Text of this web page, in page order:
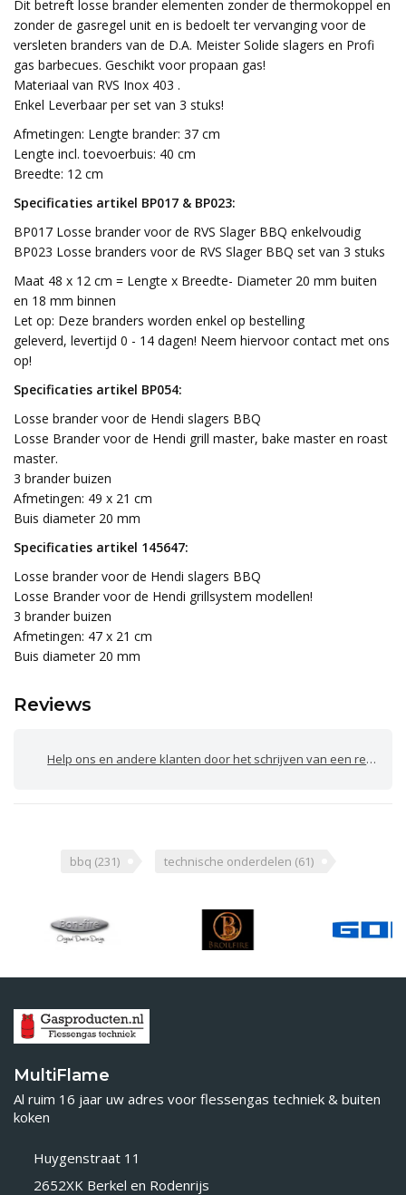
Dit betreft losse brander elementen zonder de thermokoppel en
zonder de gasregel unit en is bedoelt ter vervanging voor de
versleten branders van de D.A. Meister Solide slagers en Profi
gas barbecues. Geschikt voor propaan gas!
Materiaal van RVS Inox 403 .
Enkel Leverbaar per set van 3 stuks!
Afmetingen: Lengte brander: 37 cm
Lengte incl. toevoerbuis: 40 cm
Breedte: 12 cm
Specificaties artikel BP017 & BP023:
BP017 Losse brander voor de RVS Slager BBQ enkelvoudig
BP023 Losse branders voor de RVS Slager BBQ set van 3 stuks
Maat 48 x 12 cm = Lengte x Breedte- Diameter 20 mm buiten
en 18 mm binnen
Let op: Deze branders worden enkel op bestelling
geleverd, levertijd 0 - 14 dagen! Neem hiervoor contact met ons
op!
Specificaties artikel BP054:
Losse brander voor de Hendi slagers BBQ
Losse Brander voor de Hendi grill master, bake master en roast
master.
3 brander buizen
Afmetingen: 49 x 21 cm
Buis diameter 20 mm
Specificaties artikel 145647:
Losse brander voor de Hendi slagers BBQ
Losse Brander voor de Hendi grillsystem modellen!
3 brander buizen
Afmetingen: 47 x 21 cm
Buis diameter 20 mm
Reviews
Help ons en andere klanten door het schrijven van een review
bbq (231) technische onderdelen (61)
MultiFlame
Al ruim 16 jaar uw adres voor flessengas techniek & buiten
koken
Huygenstraat 11
2652XK Berkel en Rodenrijs